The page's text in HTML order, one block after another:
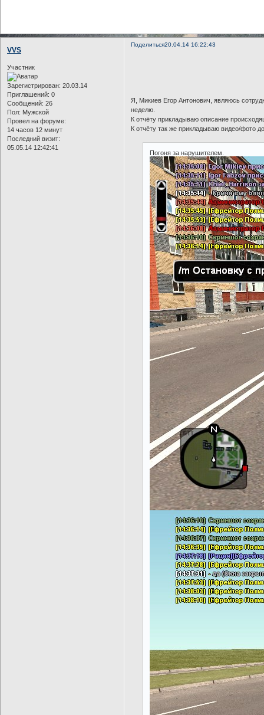
Поделиться20.04.14 16:22:43
VVS
Участник
Зарегистрирован: 20.03.14
Приглашений: 0
Сообщений: 26
Пол: Мужской
Провел на форуме:
14 часов 12 минут
Последний визит:
05.05.14 12:42:41
Я, Микиев Егор Антонович, являюсь
неделю.
К отчёту прикладываю описание
К отчёту так же прикладываю видео/фото
Погоня за нарушителем.